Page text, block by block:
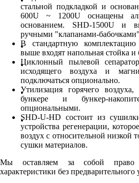
стальной подкладкой и
600U ~ 1200U оснащены
основанием. SHD-1500U и
ручными "клапанами-
В стандартную
выше входят напольная стойка
Циклонный пылевой
исходящего воздуха и
подключаться опционально.
Утилизация горячего
бункере и бункер-
опциональными.
SHD-U-HD состоит из
устройства регенерации,
воздух с относительной низкой
сушки материалов.
Мы оставляем за собой право
характеристики без предварительного